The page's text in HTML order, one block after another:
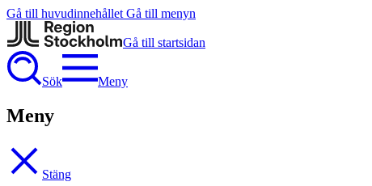
Gå till huvudinnehållet Gå till menyn
Gå till startsidan
Sök Meny
Meny
Stäng